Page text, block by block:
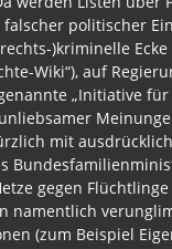
politischer
)kriminelle
Wiki“), auf
„Initiative
mit
gegen
namentlich
(zum Beispiel